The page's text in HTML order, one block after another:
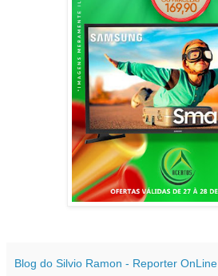
Blog do Silvio Ramon - Reporter OnLine